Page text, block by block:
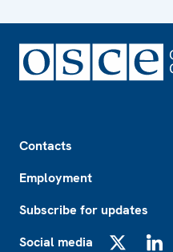
Contacts
Employment
Subscribe for updates
Social media